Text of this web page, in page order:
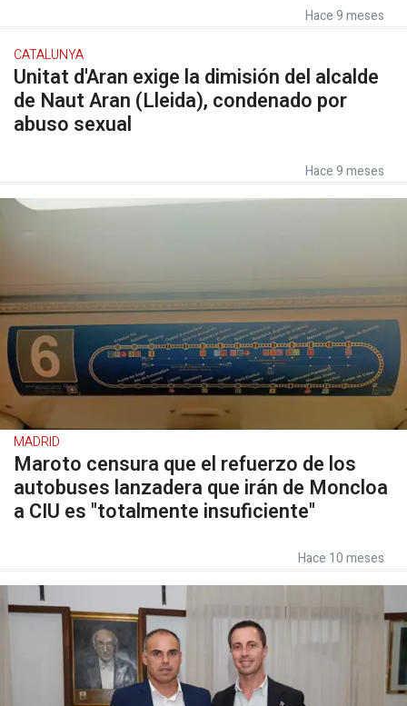
Hace 9 meses
CATALUNYA
Unitat d'Aran exige la dimisión del alcalde
de Naut Aran (Lleida), condenado por
abuso sexual
Hace 9 meses
MADRID
Maroto censura que el refuerzo de los
autobuses lanzadera que irán de Moncloa
a CIU es "totalmente insuficiente"
Hace 10 meses